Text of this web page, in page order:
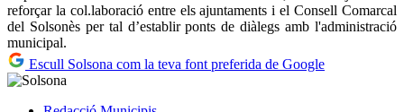
reforçar la col.laboració entre els ajuntaments i el Consell Comarcal
del Solsonès per tal d’establir ponts de diàlegs amb l'administració
municipal.
Escull Solsona com la teva font preferida de Google